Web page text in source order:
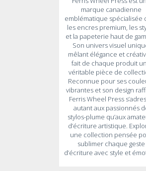
marque canadienne
emblématique spécialisée
les encres premium, les
et la papeterie haut de
Son univers visuel
mêlant élégance et
fait de chaque produit
véritable pièce de
Reconnue pour ses
vibrantes et son design
Ferris Wheel Press
autant aux passionnés
stylos-plume qu’aux
d’écriture artistique.
une collection pensée
sublimer chaque geste
d’écriture avec style et